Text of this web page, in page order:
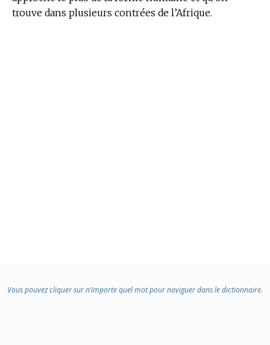
trouve dans plusieurs contrées de l’Afrique.
Vous pouvez cliquer sur n’importe quel mot pour naviguer dans le dictionnaire.